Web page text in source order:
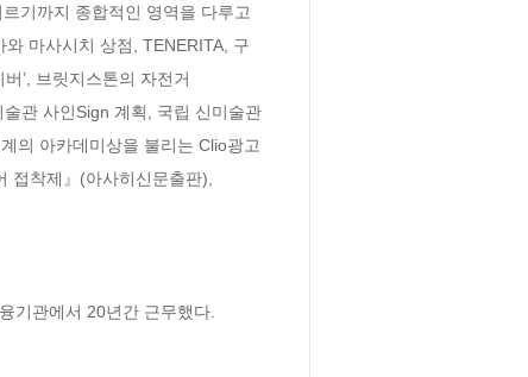
기까지 종합적인 영역을 다루고
와 마사시치 상점, TENERITA, 구
’, 브릿지스톤의 자전거
술관 사인Sign 계획, 국립 신미술관
의 아카데미상을 불리는 Clio광고
접착제』(아사히신문출판),
기관에서 20년간 근무했다.